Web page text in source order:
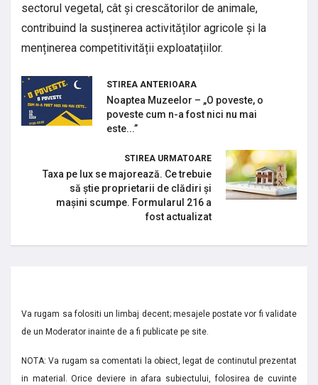
sectorul vegetal, cât și crescătorilor de animale,
contribuind la susținerea activităților agricole și la
menținerea competitivității exploatațiilor.
STIREA ANTERIOARA
Noaptea Muzeelor – „O poveste, o
poveste cum n-a fost nici nu mai
este...”
STIREA URMATOARE
Taxa pe lux se majorează. Ce trebuie
să știe proprietarii de clădiri și
mașini scumpe. Formularul 216 a
fost actualizat
Va rugam sa folositi un limbaj decent; mesajele postate vor fi validate
de un Moderator inainte de a fi publicate pe site.
NOTA: Va rugam sa comentati la obiect, legat de continutul prezentat
in material. Orice deviere in afara subiectului, folosirea de cuvinte